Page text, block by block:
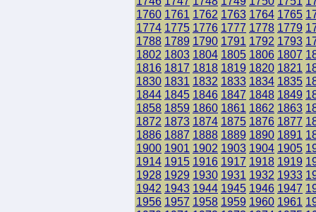
1760 1761 1762 1763 1764 1765
1774 1775 1776 1777 1778 1779
1788 1789 1790 1791 1792 1793
1802 1803 1804 1805 1806 1807
1816 1817 1818 1819 1820 1821
1830 1831 1832 1833 1834 1835
1844 1845 1846 1847 1848 1849
1858 1859 1860 1861 1862 1863
1872 1873 1874 1875 1876 1877
1886 1887 1888 1889 1890 1891
1900 1901 1902 1903 1904 1905
1914 1915 1916 1917 1918 1919
1928 1929 1930 1931 1932 1933
1942 1943 1944 1945 1946 1947
1956 1957 1958 1959 1960 1961